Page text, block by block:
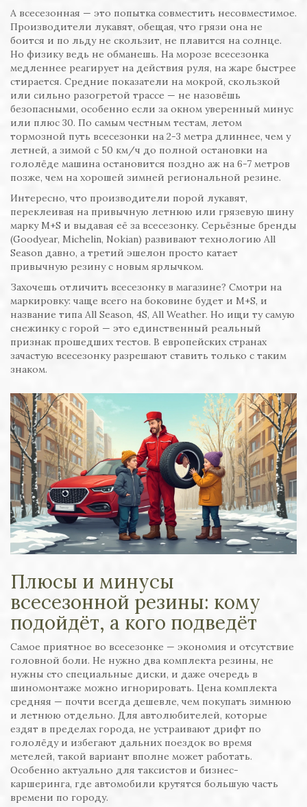
А всесезонная — это попытка совместить несовместимое.
Производители лукавят, обещая, что грязи она не
боится и по льду не скользит, не плавится на солнце.
Но физику ведь не обманешь. На морозе всесезонка
медленнее реагирует на действия руля, на жаре быстрее
стирается. Средние показатели на мокрой, скользкой
или сильно разогретой трассе — не назовёшь
безопасными, особенно если за окном уверенный минус
или плюс 30. По самым честным тестам, летом
тормозной путь всесезонки на 2-3 метра длиннее, чем у
летней, а зимой с 50 км/ч до полной остановки на
гололёде машина остановится поздно аж на 6-7 метров
позже, чем на хорошей зимней региональной резине.
Интересно, что производители порой лукавят,
переклеивая на привычную летнюю или грязевую шину
марку M+S и выдавая её за всесезонку. Серьёзные бренды
(Goodyear, Michelin, Nokian) развивают технологию All
Season давно, а третий эшелон просто катает
привычную резину с новым ярлычком.
Захочешь отличить всесезонку в магазине? Смотри на
маркировку: чаще всего на боковине будет и M+S, и
название типа All Season, 4S, All Weather. Но ищи ту самую
снежинку с горой — это единственный реальный
признак прошедших тестов. В европейских странах
зачастую всесезонку разрешают ставить только с таким
знаком.
Плюсы и минусы
всесезонной резины: кому
подойдёт, а кого подведёт
Самое приятное во всесезонке — экономия и отсутствие
головной боли. Не нужно два комплекта резины, не
нужны сто специальные диски, и даже очередь в
шиномонтаже можно игнорировать. Цена комплекта
средняя — почти всегда дешевле, чем покупать зимнюю
и летнюю отдельно. Для автолюбителей, которые
ездят в пределах города, не устраивают дрифт по
гололёду и избегают дальних поездок во время
метелей, такой вариант вполне может работать.
Особенно актуально для таксистов и бизнес-
каршеринга, где автомобили крутятся большую часть
времени по городу.